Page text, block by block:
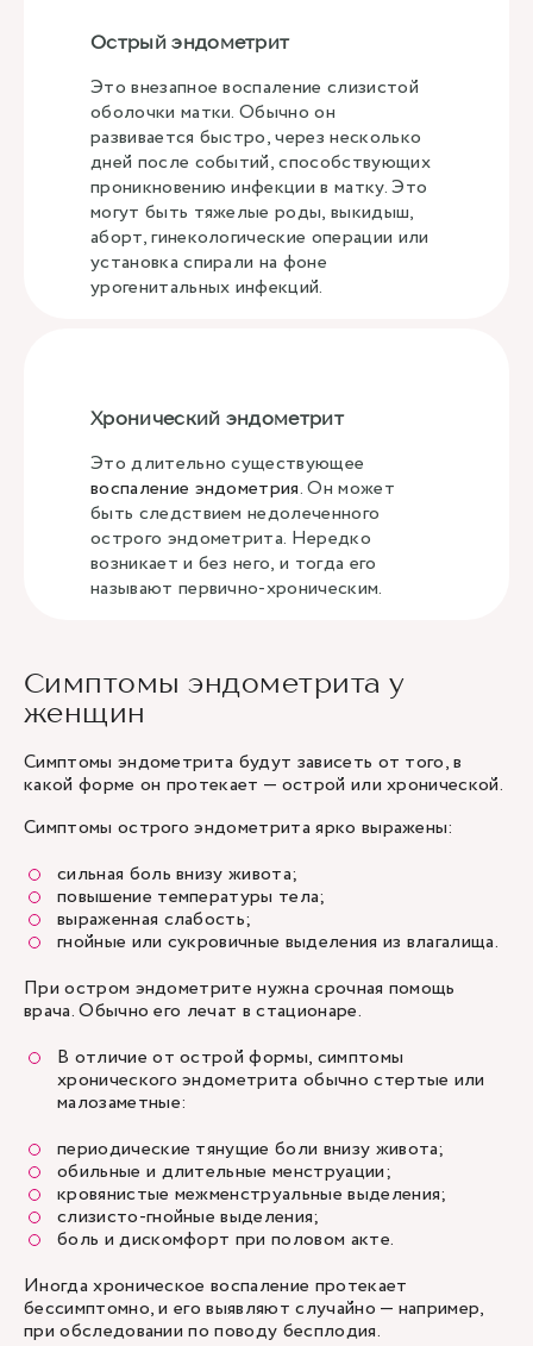
Острый эндометрит
Это внезапное воспаление слизистой
оболочки матки. Обычно он
развивается быстро, через несколько
дней после событий, способствующих
проникновению инфекции в матку. Это
могут быть тяжелые роды, выкидыш,
аборт, гинекологические операции или
установка спирали на фоне
урогенитальных инфекций.
Хронический эндометрит
Это длительно существующее
воспаление эндометрия. Он может
быть следствием недолеченного
острого эндометрита. Нередко
возникает и без него, и тогда его
называют первично-хроническим.
Симптомы эндометрита у
женщин
Симптомы эндометрита будут зависеть от того, в
какой форме он протекает — острой или хронической.
Симптомы острого эндометрита ярко выражены:
сильная боль внизу живота;
повышение температуры тела;
выраженная слабость;
гнойные или сукровичные выделения из влагалища.
При остром эндометрите нужна срочная помощь
врача. Обычно его лечат в стационаре.
В отличие от острой формы, симптомы
хронического эндометрита обычно стертые или
малозаметные:
периодические тянущие боли внизу живота;
обильные и длительные менструации;
кровянистые межменструальные выделения;
слизисто-гнойные выделения;
боль и дискомфорт при половом акте.
Иногда хроническое воспаление протекает
бессимптомно, и его выявляют случайно — например,
при обследовании по поводу бесплодия.